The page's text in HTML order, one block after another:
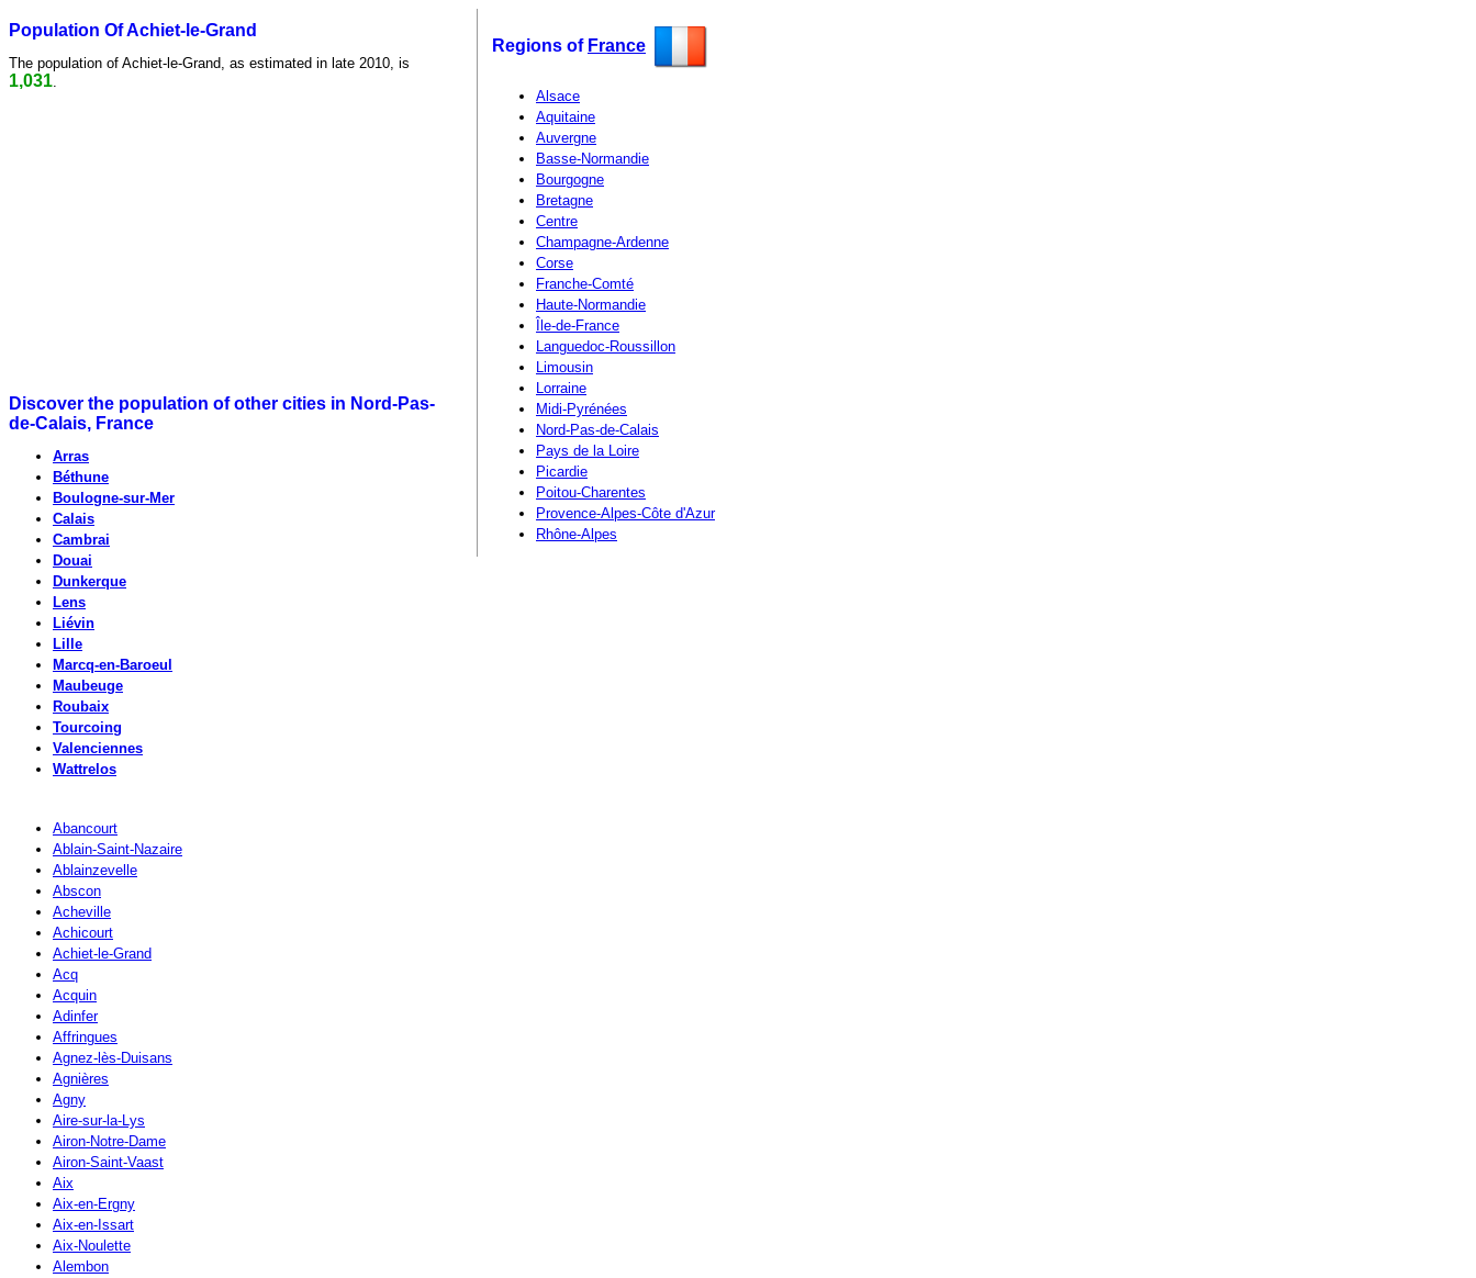
Population Of Achiet-le-Grand
The population of Achiet-le-Grand, as estimated in late 2010, is
1,031
Discover the population of other cities in Nord-Pas-
de-Calais, France
Arras
Béthune
Boulogne-sur-Mer
Calais
Cambrai
Douai
Dunkerque
Lens
Liévin
Lille
Marcq-en-Baroeul
Maubeuge
Roubaix
Tourcoing
Valenciennes
Wattrelos
Abancourt
Ablain-Saint-Nazaire
Ablainzevelle
Abscon
Acheville
Achicourt
Achiet-le-Grand
Acq
Acquin
Adinfer
Affringues
Agnez-lès-Duisans
Agnières
Agny
Aire-sur-la-Lys
Airon-Notre-Dame
Airon-Saint-Vaast
Aix
Aix-en-Ergny
Aix-en-Issart
Aix-Noulette
Alembon
Regions of France
Alsace
Aquitaine
Auvergne
Basse-Normandie
Bourgogne
Bretagne
Centre
Champagne-Ardenne
Corse
Franche-Comté
Haute-Normandie
Île-de-France
Languedoc-Roussillon
Limousin
Lorraine
Midi-Pyrénées
Nord-Pas-de-Calais
Pays de la Loire
Picardie
Poitou-Charentes
Provence-Alpes-Côte d'Azur
Rhône-Alpes